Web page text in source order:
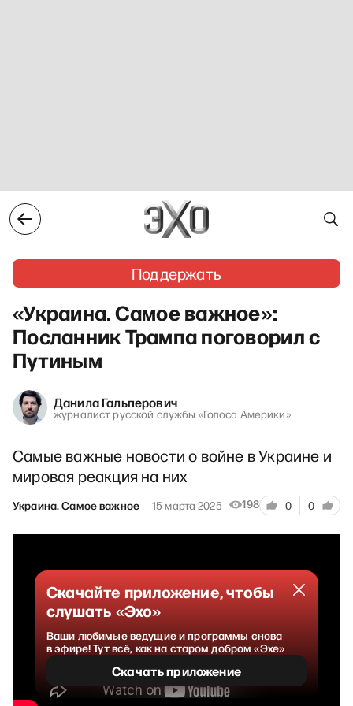
Поддержать
«Украина. Самое важное»:
Посланник Трампа поговорил с
Путиным
Данила Гальперович
журналист русской службы «Голоса Америки»
Самые важные новости о войне в Украине и
мировая реакция на них
Украина. Самое важное 15 марта 2025 198 0 0
Скачайте приложение, чтобы
слушать «Эхо»
Ваши любимые ведущие и программы снова
в эфире! Тут всё, как на старом добром «Эхе»
Скачать приложение